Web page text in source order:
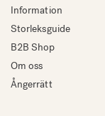
Information
Storleksguide
B2B Shop
Om oss
Ångerrätt